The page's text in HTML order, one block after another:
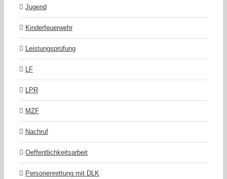
Jugend
Kinderfeuerwehr
Leistungsprüfung
LF
LPR
MZF
Nachruf
Oeffentlichkeitsarbeit
Personenrettung mit DLK